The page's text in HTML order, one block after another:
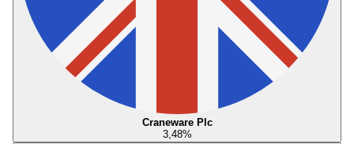
Craneware Plc
3,48%